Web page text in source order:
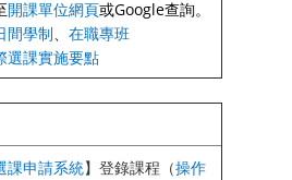
開課單位網頁或Google查詢。
間學制、 在職專班
選課實施要點
課申請系統】登錄課程（操作